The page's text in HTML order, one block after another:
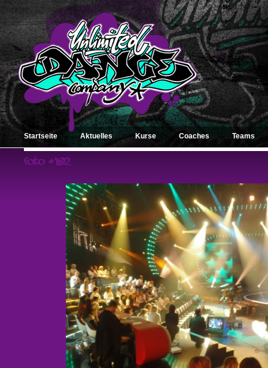
Startseite Aktuelles Kurse Coaches Teams